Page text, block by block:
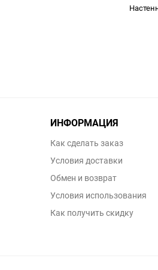
ИНФОРМАЦИЯ
Как сделать заказ
Условия доставки
Обмен и возврат
Условия использования
Как получить скидку